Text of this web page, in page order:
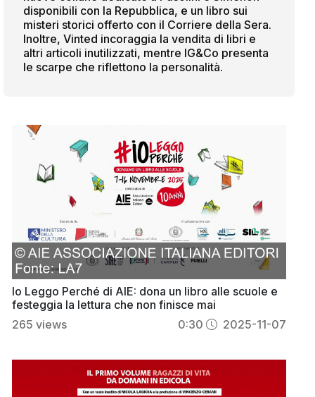
disponibili con la Repubblica, e un libro sui
misteri storici offerto con il Corriere della Sera.
Inoltre, Vinted incoraggia la vendita di libri e
altri articoli inutilizzati, mentre IG&Co presenta
le scarpe che riflettono la personalità.
Io Leggo Perché di AIE: dona un libro alle scuole e
festeggia la lettura che non finisce mai
265 views 0:30 2025-11-07